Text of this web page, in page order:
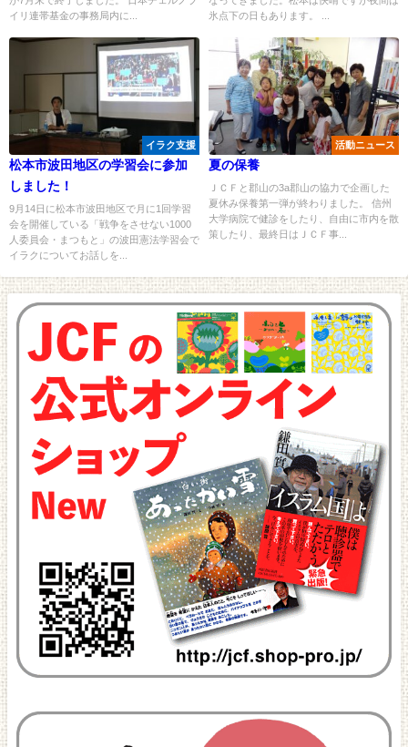
イリ連帯基金の事務局内に...
氷点下の日もあります。 ...
イラク支援
松本市波田地区の学習会に参加
しました！
9月14日に松本市波田地区で月に1回学習
会を開催している「戦争をさせない1000
人委員会・まつもと」の波田憲法学習会で
イラクについてお話しを...
活動ニュース
夏の保養
ＪＣＦと郡山の3a郡山の協力で企画した
夏休み保養第一弾が終わりました。 信州
大学病院で健診をしたり、自由に市内を散
策したり、最終日はＪＣＦ事...